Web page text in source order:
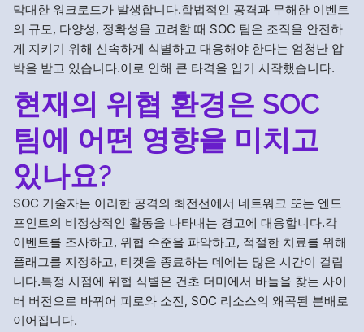
막대한 워크로드가 발생합니다.합법적인 공격과 무해한 이벤트
의 규모, 다양성, 정확성을 고려할 때 SOC 팀은 조직을 안전하
게 지키기 위해 신속하게 식별하고 대응해야 한다는 엄청난 압
박을 받고 있습니다.이로 인해 큰 타격을 입기 시작했습니다.
현재의 위협 환경은 SOC
팀에 어떤 영향을 미치고
있나요?
SOC 기술자는 이러한 공격의 최전선에서 네트워크 또는 엔드
포인트의 비정상적인 활동을 나타내는 경고에 대응합니다.각
이벤트를 조사하고, 위협 수준을 파악하고, 적절한 치료를 위해
플래그를 지정하고, 티켓을 종료하는 데에는 많은 시간이 걸립
니다.특정 시점에 위협 식별은 건초 더미에서 바늘을 찾는 사이
버 버전으로 바뀌어 피로와 소진, SOC 리소스의 왜곡된 분배로
이어집니다.